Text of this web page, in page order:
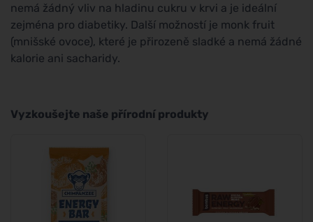
nemá žádný vliv na hladinu cukru v krvi a je ideální
zejména pro diabetiky. Další možností je monk fruit
(mnišské ovoce), které je přirozeně sladké a nemá žádné
kalorie ani sacharidy.
Vyzkoušejte naše přírodní produkty